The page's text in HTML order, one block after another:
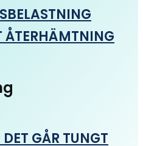
ÅTERHÄMTNING
GÅR TUNGT